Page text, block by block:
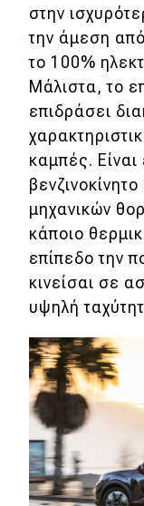
στην
την άμεση
το 100%
Μάλιστα, το
επιδράσει
καμπές. Είναι
μηχανικών
κάποιο
επίπεδο την
κινείσαι σε
υψηλή